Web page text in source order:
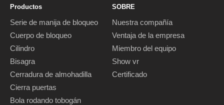
Productos
Serie de manija de bloqueo
Cuerpo de bloqueo
Cilindro
Bisagra
Cerradura de almohadilla
Cierra puertas
Bola rodando tobogán
SOBRE
Nuestra compañía
Ventaja de la empresa
Miembro del equipo
Show vr
Certificado